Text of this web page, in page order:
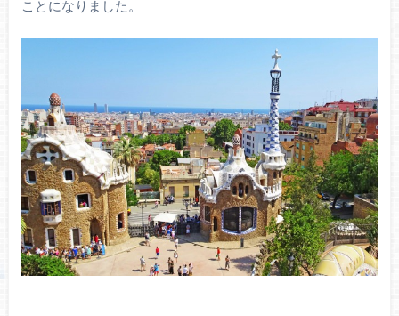
ことになりました。